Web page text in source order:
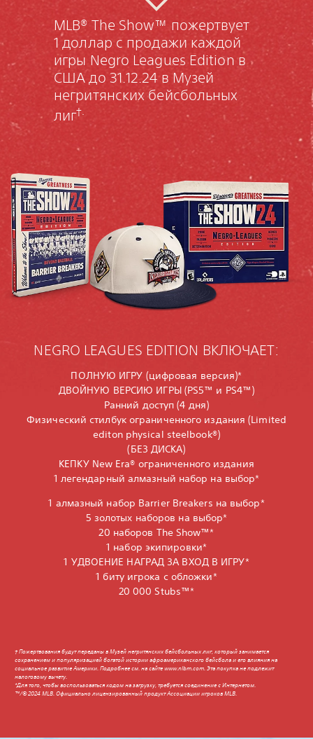
MLB® The Show™ пожертвует
1 доллар с продажи каждой
игры Negro Leagues Edition в
США до 31.12.24 в Музей
негритянских бейсбольных
лиг†.
NEGRO LEAGUES EDITION ВКЛЮЧАЕТ:
ПОЛНУЮ ИГРУ (цифровая версия)*
ДВОЙНУЮ ВЕРСИЮ ИГРЫ (PS5™ и PS4™)
Ранний доступ (4 дня)
Физический стилбук ограниченного издания (Limited
editon physical steelbook®)
(БЕЗ ДИСКА)
КЕПКУ New Era® ограниченного издания
1 легендарный алмазный набор на выбор*
1 алмазный набор Barrier Breakers на выбор*
5 золотых наборов на выбор*
20 наборов The Show™*
1 набор экипировки*
1 УДВОЕНИЕ НАГРАД ЗА ВХОД В ИГРУ*
1 биту игрока с обложки*
20 000 Stubs™*
† Пожертвования будут переданы в Музей негритянских бейсбольных лиг, который занимается
сохранением и популяризацией богатой истории афроамериканского бейсбола и его влияния на
социальное развитие Америки. Подробнее см. на сайте www.nlbm.com. Эта покупка не подлежит
налоговому вычету.
*Для того, чтобы воспользоваться кодом на загрузку, требуется соединение с Интернетом.
™/© 2024 MLB. Официально лицензированный продукт Ассоциации игроков MLB.